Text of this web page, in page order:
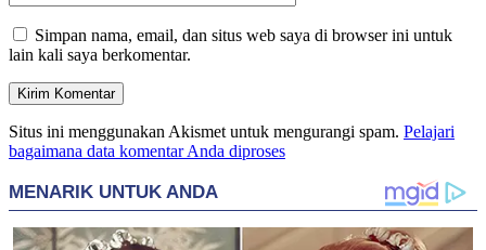
Simpan nama, email, dan situs web saya di browser ini untuk
lain kali saya berkomentar.
Situs ini menggunakan Akismet untuk mengurangi spam. Pelajari
bagaimana data komentar Anda diproses